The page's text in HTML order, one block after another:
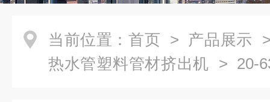
当前位置： 首页 > 产品展示
热水管塑料管材挤出机 > 20-